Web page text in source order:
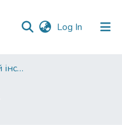
Log In (current)
Навчально-науковий інститут економіки, управління, права та інформаційних технологій